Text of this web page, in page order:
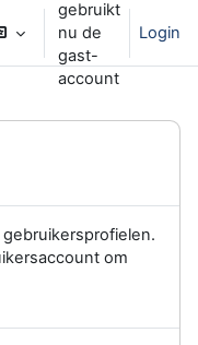
gebruikt
nu de
gast-
account
Login
om